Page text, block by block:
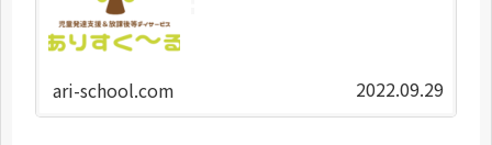
ari-school.com 2022.09.29